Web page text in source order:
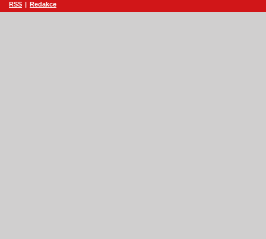
RSS | Redakce